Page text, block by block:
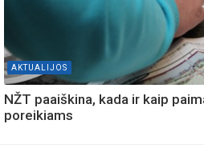
AKTUALIJOS
NŽT paaiškina, kada ir kaip
poreikiams